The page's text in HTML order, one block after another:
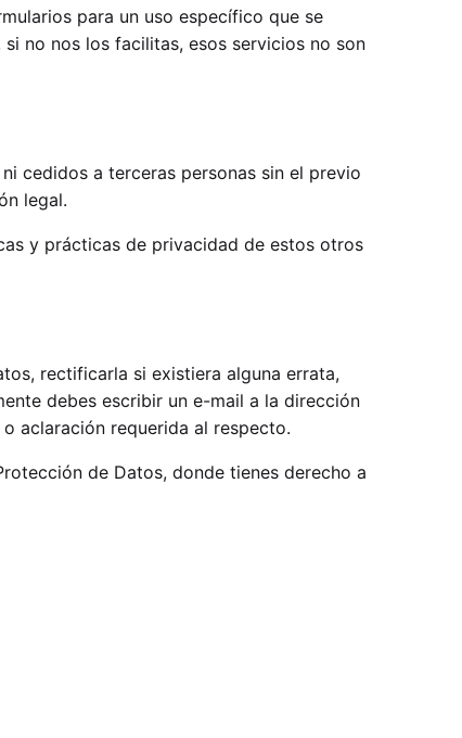
para un uso específico que se
no nos los facilitas, esos servicios no son
cedidos a terceras personas sin el previo
legal.
y prácticas de privacidad de estos otros
rectificarla si existiera alguna errata,
debes escribir un e-mail a la dirección
aclaración requerida al respecto.
de Datos, donde tienes derecho a